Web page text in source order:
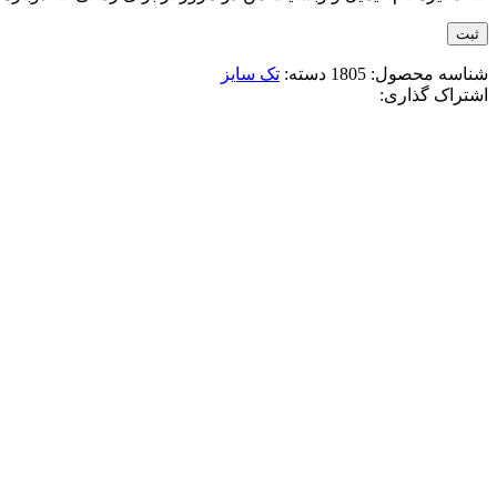
شناسه محصول: 1805 دسته: تک سایز
اشتراک گذاری: